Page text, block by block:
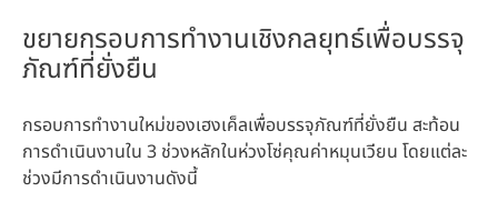
ขยายกรอบการทำงานเชิงกลยุทธ์เพื่อบรรจุ
ภัณฑ์ที่ยั่งยืน
กรอบการทำงานใหม่ของเฮงเค็ลเพื่อบรรจุภัณฑ์ที่ยั่งยืน สะท้อน
การดำเนินงานใน 3 ช่วงหลักในห่วงโซ่คุณค่าหมุนเวียน โดยแต่ละ
ช่วงมีการดำเนินงานดังนี้